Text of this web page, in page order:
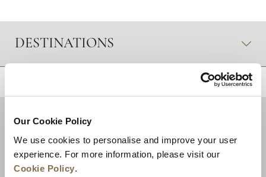
Our Cookie Policy
We use cookies to personalise and improve your user
experience. For more information, please visit our
Cookie Policy.
DESTINATIONS
RETOUR EN HAUT DE PAGE